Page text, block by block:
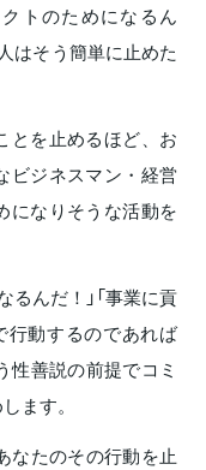
トのためになるん
はそう簡単に止めた
とを止めるほど、お
ビジネスマン・経営
になりそうな活動を
んだ！」「事業に貢
行動するのであれば
性善説の前提でコミ
ます。
なたのその行動を止